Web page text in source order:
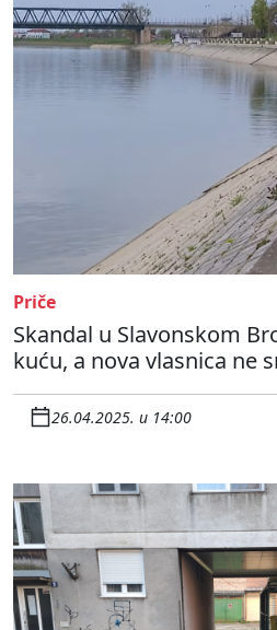
Priče
Skandal u Slavonskom
kuću, a nova vlasnica ne
26.04.2025. u 14:00